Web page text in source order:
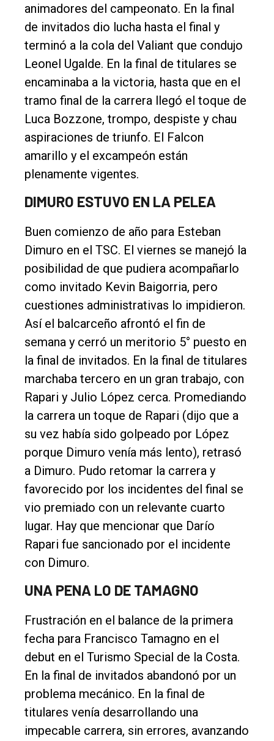
animadores del campeonato. En la final
de invitados dio lucha hasta el final y
terminó a la cola del Valiant que condujo
Leonel Ugalde. En la final de titulares se
encaminaba a la victoria, hasta que en el
tramo final de la carrera llegó el toque de
Luca Bozzone, trompo, despiste y chau
aspiraciones de triunfo. El Falcon
amarillo y el excampeón están
plenamente vigentes.
DIMURO ESTUVO EN LA PELEA
Buen comienzo de año para Esteban
Dimuro en el TSC. El viernes se manejó la
posibilidad de que pudiera acompañarlo
como invitado Kevin Baigorria, pero
cuestiones administrativas lo impidieron.
Así el balcarceño afrontó el fin de
semana y cerró un meritorio 5° puesto en
la final de invitados. En la final de titulares
marchaba tercero en un gran trabajo, con
Rapari y Julio López cerca. Promediando
la carrera un toque de Rapari (dijo que a
su vez había sido golpeado por López
porque Dimuro venía más lento), retrasó
a Dimuro. Pudo retomar la carrera y
favorecido por los incidentes del final se
vio premiado con un relevante cuarto
lugar. Hay que mencionar que Darío
Rapari fue sancionado por el incidente
con Dimuro.
UNA PENA LO DE TAMAGNO
Frustración en el balance de la primera
fecha para Francisco Tamagno en el
debut en el Turismo Special de la Costa.
En la final de invitados abandonó por un
problema mecánico. En la final de
titulares venía desarrollando una
impecable carrera, sin errores, avanzando